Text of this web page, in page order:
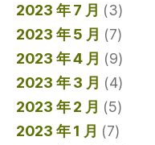
2023 年 7 月 (3)
2023 年 5 月 (7)
2023 年 4 月 (9)
2023 年 3 月 (4)
2023 年 2 月 (5)
2023 年 1 月 (7)